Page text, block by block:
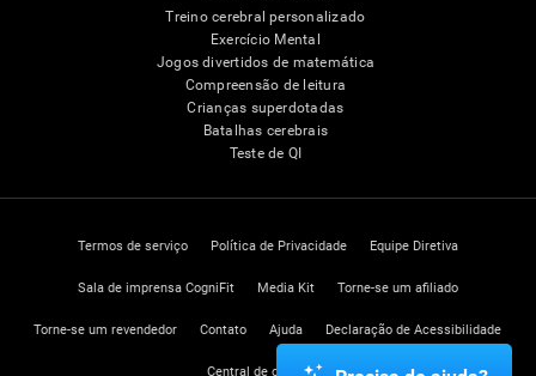
Treino cerebral personalizado
Exercício Mental
Jogos divertidos de matemática
Compreensão de leitura
Crianças superdotadas
Batalhas cerebrais
Teste de QI
Termos de serviço Política de Privacidade Equipe Diretiva
Sala de imprensa CogniFit Media Kit Torne-se um afiliado
Torne-se um revendedor Contato Ajuda Declaração de Acessibilidade
Central de confiança